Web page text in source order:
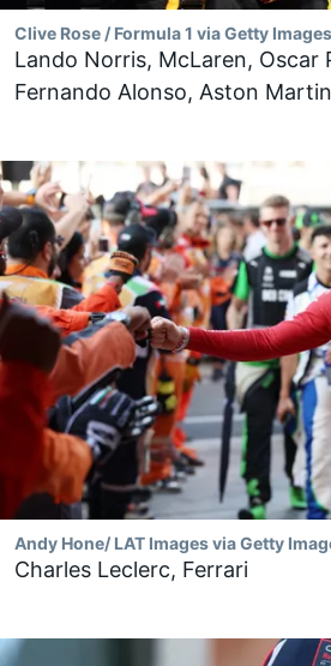
Clive Rose / Formula 1 via Getty Images
Lando Norris, McLaren, Oscar
Fernando Alonso, Aston
Andy Hone/ LAT Images via Getty
Charles Leclerc, Ferrari